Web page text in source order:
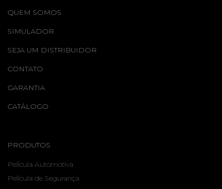
QUEM SOMOS
SIMULADOR
SEJA UM DISTRIBUIDOR
CONTATO
GARANTIA
CATÁLOGO
PRODUTOS
Película Automotiva
Película de Segurança